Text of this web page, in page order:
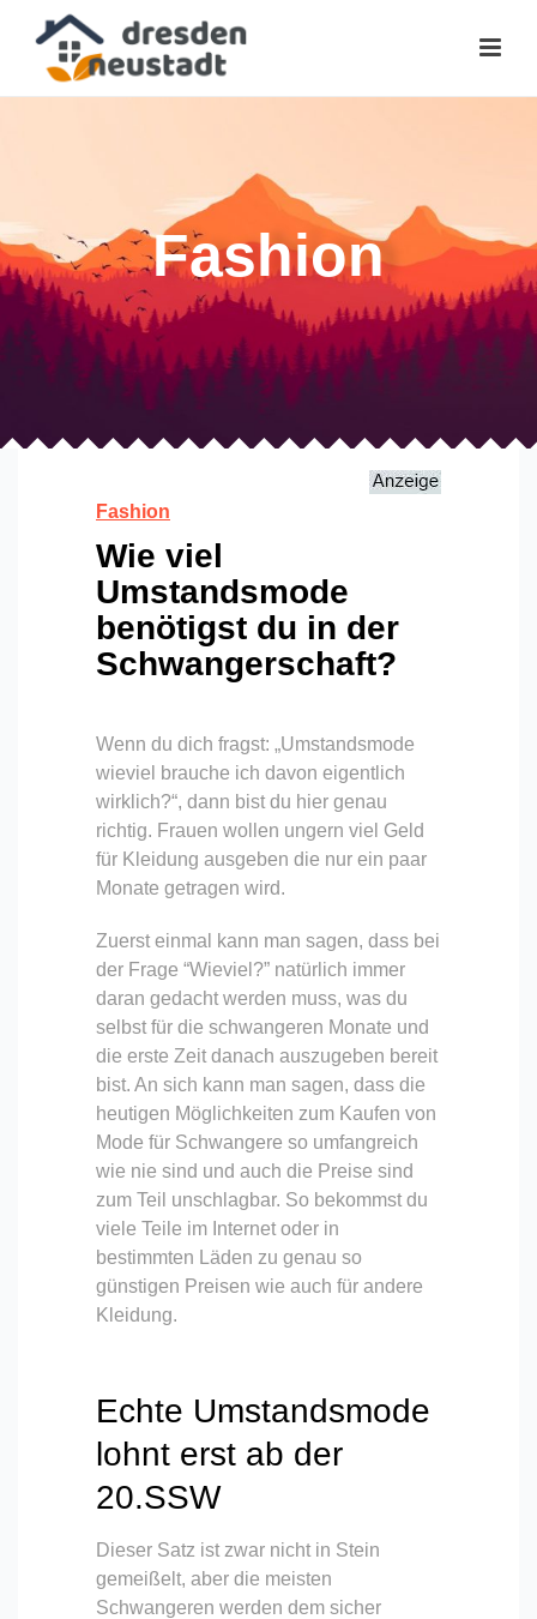
Fashion
Fashion
Wie viel
Umstandsmode
benötigst du in der
Schwangerschaft?
Wenn du dich fragst: „Umstandsmode
wieviel brauche ich davon eigentlich
wirklich?“, dann bist du hier genau
richtig. Frauen wollen ungern viel Geld
für Kleidung ausgeben die nur ein paar
Monate getragen wird.
Zuerst einmal kann man sagen, dass bei
der Frage “Wieviel?” natürlich immer
daran gedacht werden muss, was du
selbst für die schwangeren Monate und
die erste Zeit danach auszugeben bereit
bist. An sich kann man sagen, dass die
heutigen Möglichkeiten zum Kaufen von
Mode für Schwangere so umfangreich
wie nie sind und auch die Preise sind
zum Teil unschlagbar. So bekommst du
viele Teile im Internet oder in
bestimmten Läden zu genau so
günstigen Preisen wie auch für andere
Kleidung.
Echte Umstandsmode
lohnt erst ab der
20.SSW
Dieser Satz ist zwar nicht in Stein
gemeißelt, aber die meisten
Schwangeren werden dem sicher